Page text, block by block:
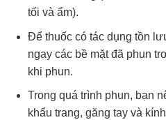
tối và ẩm).
Để thuốc có tác dụng tồn
ngay các bề mặt đã phun
khi phun.
Trong quá trình phun, bạn
khẩu trang, găng tay và